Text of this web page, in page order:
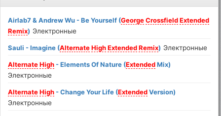
Airlab7 & Andrew Wu - Be Yourself (George Crossfield Extended
Remix) Электронные
Sauli - Imagine (Alternate High Extended Remix) Электронные
Alternate High - Elements Of Nature (ExtendedMix)
Электронные
Alternate High - Change Your Life (ExtendedVersion)
Электронные